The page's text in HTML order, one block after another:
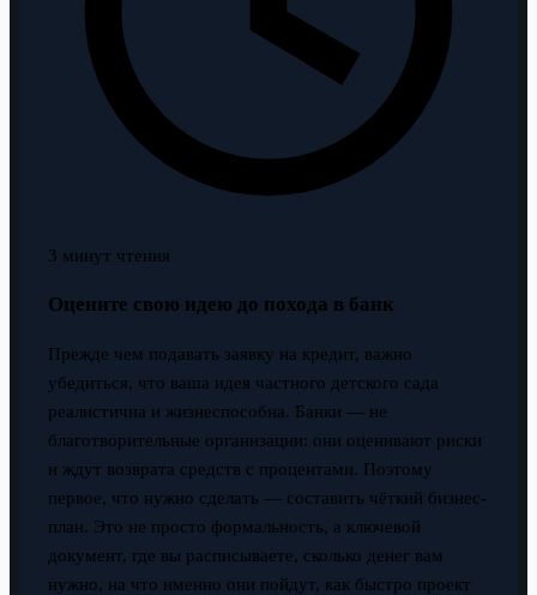
3 минут чтения
Оцените свою идею до похода в банк
Прежде чем подавать заявку на кредит, важно
убедиться, что ваша идея частного детского сада
реалистична и жизнеспособна. Банки — не
благотворительные организации: они оценивают риски
и ждут возврата средств с процентами. Поэтому
первое, что нужно сделать — составить чёткий бизнес-
план. Это не просто формальность, а ключевой
документ, где вы расписываете, сколько денег вам
нужно, на что именно они пойдут, как быстро проект